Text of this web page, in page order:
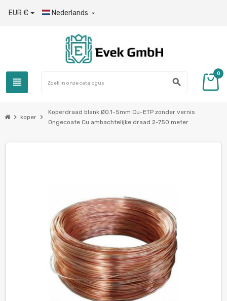
EUR € Nederlands 
view_headline search
0
chevron_right koper chevron_right
Koperdraad blank Ø0.1-5mm Cu-ETP zonder vernis
Ongecoate Cu ambachtelijke draad 2-750 meter